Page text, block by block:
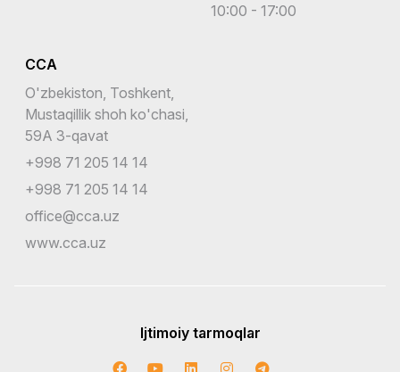
10:00 - 17:00
CCA
O'zbekiston, Toshkent,
Mustaqillik shoh ko'chasi,
59A 3-qavat
+998 71 205 14 14
+998 71 205 14 14
office@cca.uz
www.cca.uz
Ijtimoiy tarmoqlar